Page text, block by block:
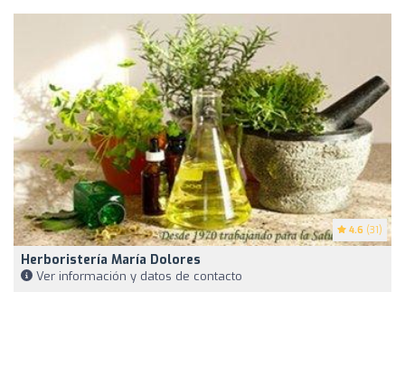
4.6 (31)
Herboristería María Dolores
Ver información y datos de contacto